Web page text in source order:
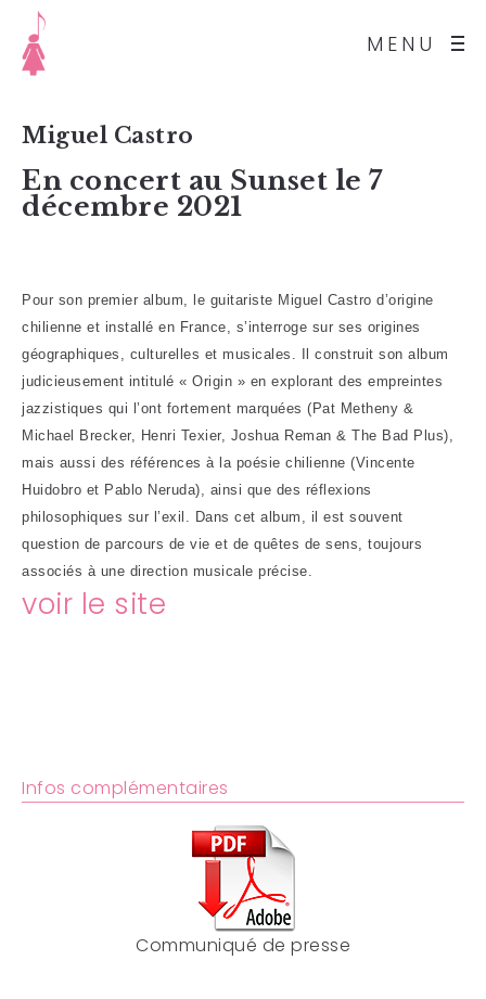
MENU
Miguel Castro
En concert au Sunset le 7
décembre 2021
Pour son premier album, le guitariste Miguel Castro d’origine
chilienne et installé en France, s’interroge sur ses origines
géographiques, culturelles et musicales. Il construit son album
judicieusement intitulé « Origin » en explorant des empreintes
jazzistiques qui l’ont fortement marquées (Pat Metheny &
Michael Brecker, Henri Texier, Joshua Reman & The Bad Plus),
mais aussi des références à la poésie chilienne (Vincente
Huidobro et Pablo Neruda), ainsi que des réflexions
philosophiques sur l’exil. Dans cet album, il est souvent
question de parcours de vie et de quêtes de sens, toujours
associés à une direction musicale précise.
voir le site
Infos complémentaires
Communiqué de presse